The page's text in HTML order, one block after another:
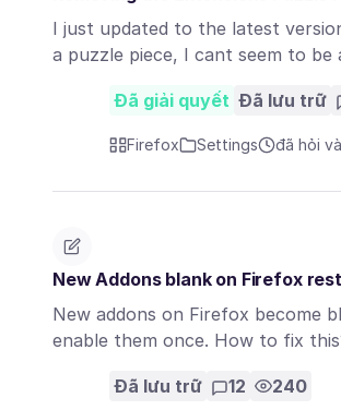
I just updated to the latest
a puzzle piece, I cant seem to
Đã giải quyết Đã lưu trữ
Firefox Settings đã hỏi
New Addons blank on Firefox
New addons on Firefox become
enable them once. How to fix
Đã lưu trữ 12 240